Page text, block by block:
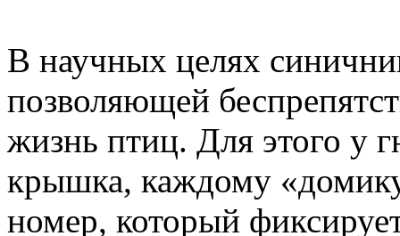
В научных целях
позволяющей
жизнь птиц. Для этого у
крышка, каждому
номер, который